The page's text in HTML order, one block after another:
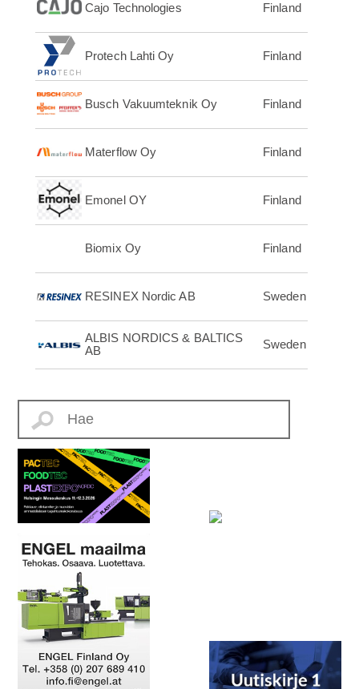
Cajo Technologies Finland
Protech Lahti Oy Finland
Busch Vakuumteknik Oy Finland
Materflow Oy Finland
Emonel OY Finland
Biomix Oy Finland
RESINEX Nordic AB Sweden
ALBIS NORDICS & BALTICS
AB
Sweden